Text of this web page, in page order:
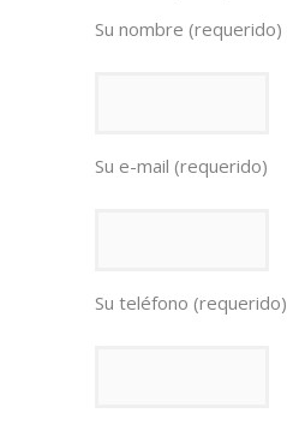
Su nombre (requerido)
Su e-mail (requerido)
Su teléfono (requerido)